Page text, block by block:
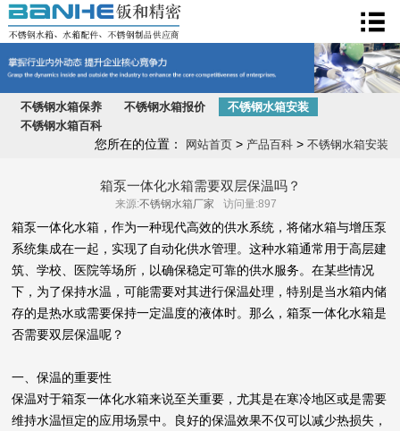
不锈钢水箱
不锈钢水箱保养 不锈钢水箱报价
不锈钢水箱安装
不锈钢水箱百科
您所在的位置： 网站首页> 产品百科> 不锈钢水箱安装
箱泵一体化水箱需要双层保温吗？
来源:不锈钢水箱厂家 访问量:897
箱泵一体化水箱，作为一种现代高效的供水系统，将储水箱与增压泵
系统集成在一起，实现了自动化供水管理。这种水箱通常用于高层建
筑、学校、医院等场所，以确保稳定可靠的供水服务。在某些情况
下，为了保持水温，可能需要对其进行保温处理，特别是当水箱内储
存的是热水或需要保持一定温度的液体时。那么，箱泵一体化水箱是
否需要双层保温呢？
一、保温的重要性
保温对于箱泵一体化水箱来说至关重要，尤其是在寒冷地区或是需要
维持水温恒定的应用场景中。良好的保温效果不仅可以减少热损失，